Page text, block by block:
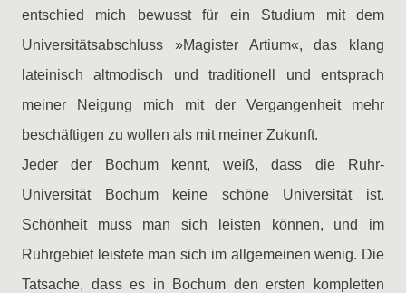
entschied mich bewusst für ein Studium mit dem
Universitätsabschluss »Magister Artium«, das klang
lateinisch altmodisch und traditionell und entsprach
meiner Neigung mich mit der Vergangenheit mehr
beschäftigen zu wollen als mit meiner Zukunft.
Jeder der Bochum kennt, weiß, dass die Ruhr-
Universität Bochum keine schöne Universität ist.
Schönheit muss man sich leisten können, und im
Ruhrgebiet leistete man sich im allgemeinen wenig. Die
Tatsache, dass es in Bochum den ersten kompletten